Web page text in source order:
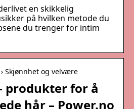
en skikkelig
på hvilken metode du
du trenger for intim
Skjønnhet og velvære
produkter for å
hår – Power.no